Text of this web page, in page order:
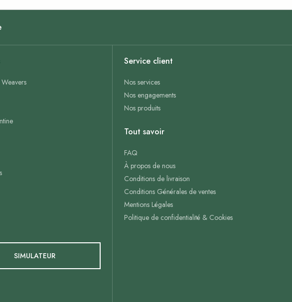
SIMULATEUR
Service client
Nos services
Nos engagements
Nos produits
Tout savoir
FAQ
À propos de nous
Conditions de livraison
Conditions Générales de ventes
Mentions Légales
Politique de confidentialité & Cookies